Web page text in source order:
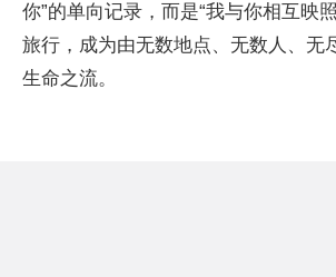
你”的单向记录，而是“我与你相互映照
旅行，成为由无数地点、无数人、无
生命之流。